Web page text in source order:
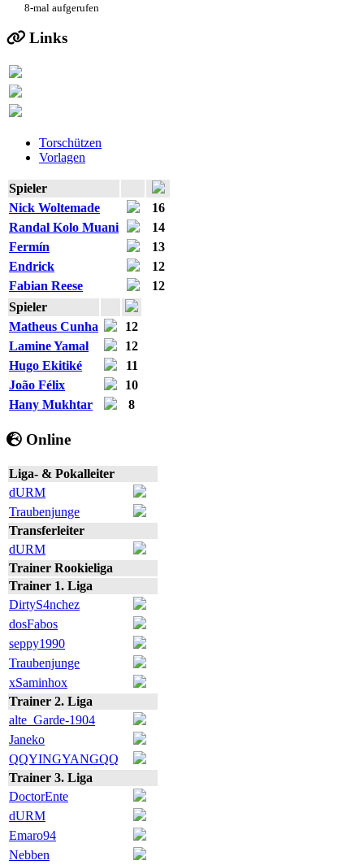
8-mal aufgerufen
Links
Torschützen
Vorlagen
Spieler
Nick Woltemade
16
Randal Kolo Muani
14
Fermín
13
Endrick
12
Fabian Reese
12
Spieler
Matheus Cunha
12
Lamine Yamal
12
Hugo Ekitiké
11
João Félix
10
Hany Mukhtar
8
Online
Liga- & Pokalleiter
dURM
Traubenjunge
Transferleiter
dURM
Trainer Rookieliga
Trainer 1. Liga
DirtyS4nchez
dosFabos
seppy1990
Traubenjunge
xSaminhox
Trainer 2. Liga
alte_Garde-1904
Janeko
QQYINGYANGQQ
Trainer 3. Liga
DoctorEnte
dURM
Emaro94
Nebben